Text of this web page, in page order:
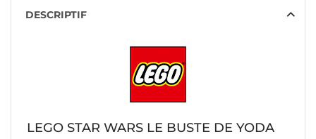
DESCRIPTIF
LEGO STAR WARS LE BUSTE DE YODA